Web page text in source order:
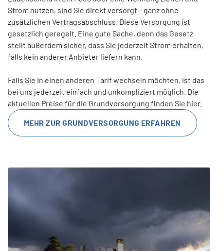
Strom nutzen, sind Sie direkt versorgt – ganz ohne
zusätzlichen Vertragsabschluss. Diese Versorgung ist
gesetzlich geregelt. Eine gute Sache, denn das Gesetz
stellt außerdem sicher, dass Sie jederzeit Strom erhalten,
falls kein anderer Anbieter liefern kann.
Falls Sie in einen anderen Tarif wechseln möchten, ist das
bei uns jederzeit einfach und unkompliziert möglich. Die
aktuellen Preise für die Grundversorgung finden Sie hier.
MEHR ZUR GRUNDVERSORGUNG ERFAHREN